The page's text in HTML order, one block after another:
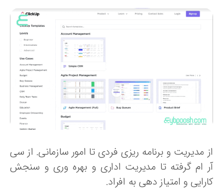
مدیریت و برنامه ریزی فردی تا امور سازمانی. از سی
ام گرفته تا مدیریت اداری و بهره وری و سنجش
و امتیاز دهی به افراد.